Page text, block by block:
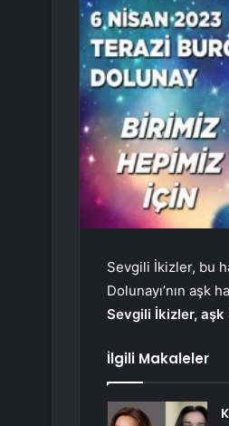
Sevgili İkizler, bu
Dolunayı’nın aşk
Sevgili İkizler, aşk
İlgili Makaleler